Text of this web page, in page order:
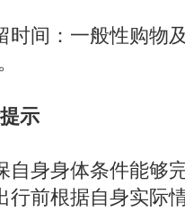
间：一般性购物
示
身身体条件能够
前根据自身实际